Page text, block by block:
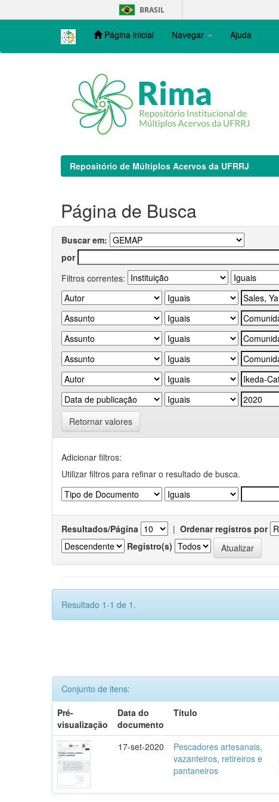
navigation
BRASIL
Página inicial Navegar Ajuda
Repositório de Múltiplos Acervos da UFRRJ
Página de Busca
Buscar em:
por
Filtros correntes:
Retornar valores
Adicionar filtros:
Utilizar filtros para refinar o resultado de busca.
Resultados/Página | Ordenar registros por
Registro(s)
Resultado 1-1 de 1.
Conjunto de itens:
Pré-
visualização
Data do
documento
Título
17-set-2020
Pescadores artesanais,
vazanteiros, retireiros e
pantaneiros